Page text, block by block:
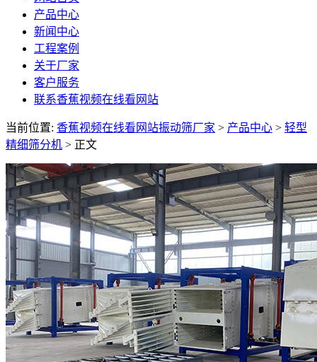
产品中心
新闻中心
工程案例
关于厂家
客户服务
联系香蕉视频在线看网站
当前位置: 香蕉视频在线看网站振动筛厂家 > 产品中心 > 轻型
精细筛分机 > 正文